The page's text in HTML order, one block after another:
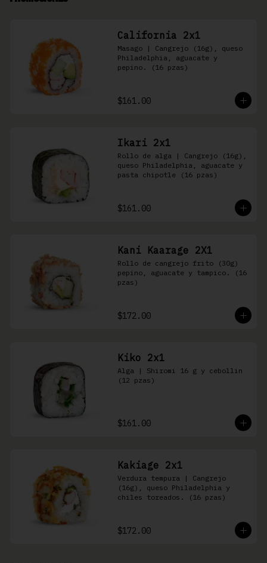
California 2x1
Masago | Cangrejo (16g), queso
Philadelphia, aguacate y
pepino. (16 pzas)
$161.00
Ikari 2x1
Rollo de alga | Cangrejo (16g),
queso Philadelphia, aguacate y
pasta chipotle (16 pzas)
$161.00
Kani Kaarage 2X1
Rollo de cangrejo frito (30g)
pepino, aguacate y tampico. (16
pzas)
$172.00
Kiko 2x1
Alga | Shiromi 16 g y cebollin
(12 pzas)
$161.00
Kakiage 2x1
Verdura tempura | Cangrejo
(16g), queso Philadelphia y
chiles toreados. (16 pzas)
$172.00